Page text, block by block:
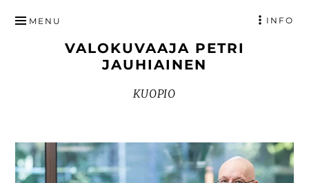
SISÄLTÖÖN
VALOKUVAAJA PETRI
JAUHIAINEN
KUOPIO
MENU INFO